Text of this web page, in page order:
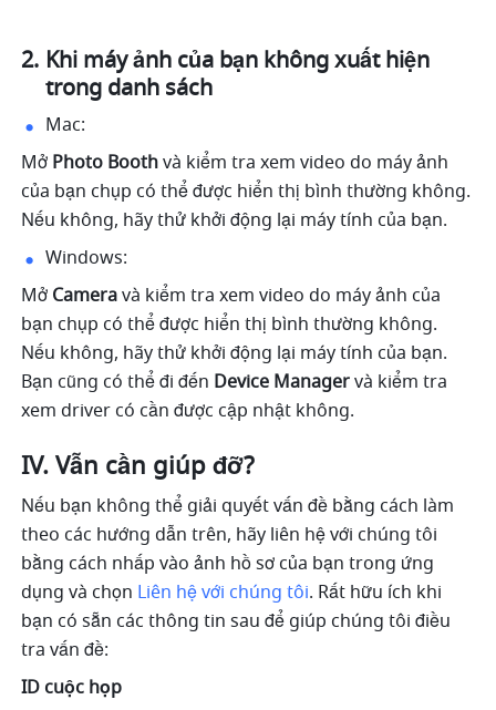
Khi máy ảnh của bạn không xuất hiện
trong danh sách
Mac:
Mở Photo Booth và kiểm tra xem video do máy ảnh
của bạn chụp có thể được hiển thị bình thường không.
Nếu không, hãy thử khởi động lại máy tính của bạn.
Windows:
Mở Camera và kiểm tra xem video do máy ảnh của
bạn chụp có thể được hiển thị bình thường không.
Nếu không, hãy thử khởi động lại máy tính của bạn.
Bạn cũng có thể đi đến Device Manager và kiểm tra
xem driver có cần được cập nhật không.
IV. Vẫn cần giúp đỡ?
Nếu bạn không thể giải quyết vấn đề bằng cách làm
theo các hướng dẫn trên, hãy liên hệ với chúng tôi
bằng cách nhấp vào ảnh hồ sơ của bạn trong ứng
dụng và chọn Liên hệ với chúng tôi. Rất hữu ích khi
bạn có sẵn các thông tin sau để giúp chúng tôi điều
tra vấn đề:
ID cuộc họp